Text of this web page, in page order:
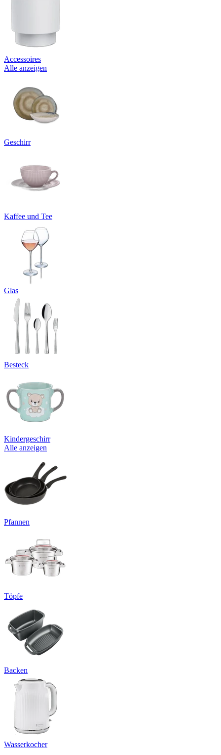
Accessoires
Alle anzeigen
Geschirr
Kaffee und Tee
Glas
Besteck
Kindergeschirr
Alle anzeigen
Pfannen
Töpfe
Backen
Wasserkocher